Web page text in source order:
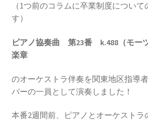
（1つ前のコラムに卒業制度について
す）
ピアノ協奏曲 第23番 k.488（モー
楽章
のオーケストラ伴奏を関東地区指導
バーの一員として演奏しました！
本番2週間前、ピアノとオーケストラ